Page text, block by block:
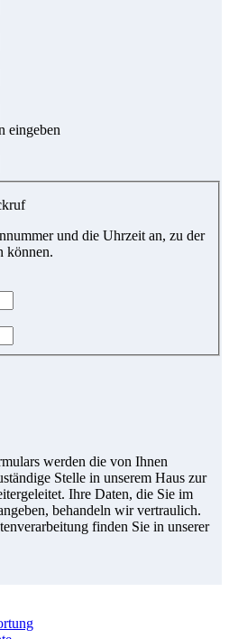
eingeben
und die Uhrzeit an, zu der
können.
werden die von Ihnen
Stelle in unserem Haus zur
Ihre Daten, die Sie im
behandeln wir vertraulich.
finden Sie in unserer